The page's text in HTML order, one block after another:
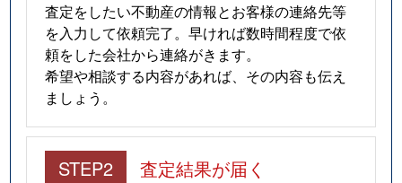
査定をしたい不動産の情報とお客様の連絡先等
を入力して依頼完了。早ければ数時間程度で依
頼をした会社から連絡がきます。
希望や相談する内容があれば、その内容も伝え
ましょう。
STEP2 査定結果が届く